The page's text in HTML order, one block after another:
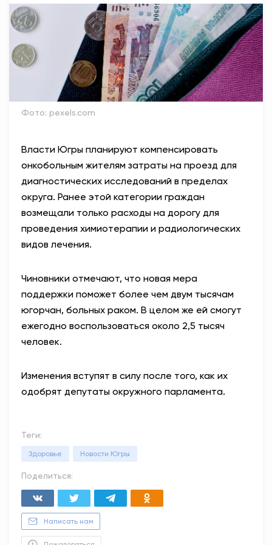
АНТИТЕРРОР
НОВОСТИ
ОФИЦИАЛЬНО
Вход / Регистрация
Фото: pexels.com
Власти Югры планируют компенсировать
онкобольным жителям затраты на проезд для
диагностических исследований в пределах
округа. Ранее этой категории граждан
возмещали только расходы на дорогу для
проведения химиотерапии и радиологических
видов лечения.
Чиновники отмечают, что новая мера
поддержки поможет более чем двум тысячам
югорчан, больных раком. В целом же ей смогут
ежегодно воспользоваться около 2,5 тысяч
человек.
Изменения вступят в силу после того, как их
одобрят депутаты окружного парламента.
Теги:
Здоровье Новости Югры
Поделиться:
Написать нам